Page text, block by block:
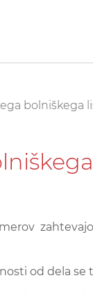
bolniškega
od dela se